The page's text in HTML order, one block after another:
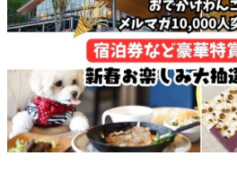
ン
ツ
移
動